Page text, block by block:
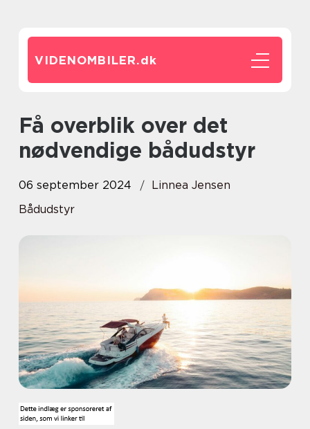
VIDENOMBILER.dk
Få overblik over det
nødvendige bådudstyr
06 september 2024
Linnea Jensen
Bådudstyr